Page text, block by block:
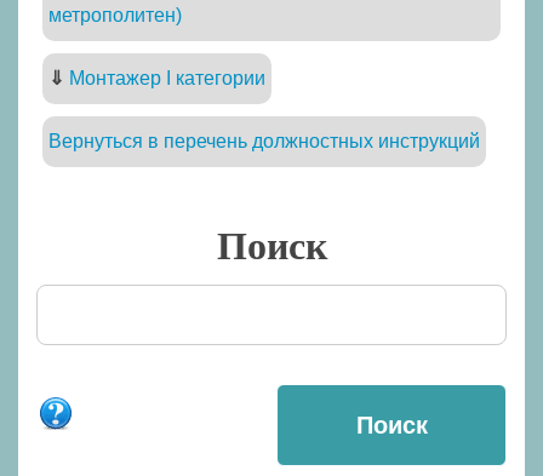
метрополитен)
⇓ Монтажер I категории
Вернуться в перечень должностных инструкций
Поиск